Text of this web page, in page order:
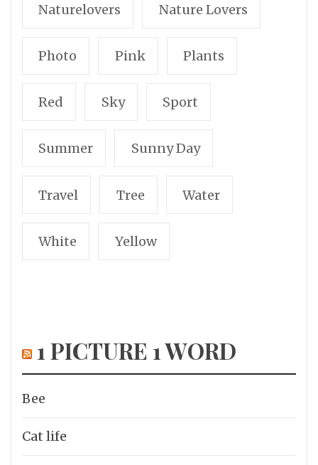
Naturelovers Nature Lovers
Photo Pink Plants
Red Sky Sport
Summer Sunny Day
Travel Tree Water
White Yellow
1 PICTURE 1 WORD
Bee
Cat life